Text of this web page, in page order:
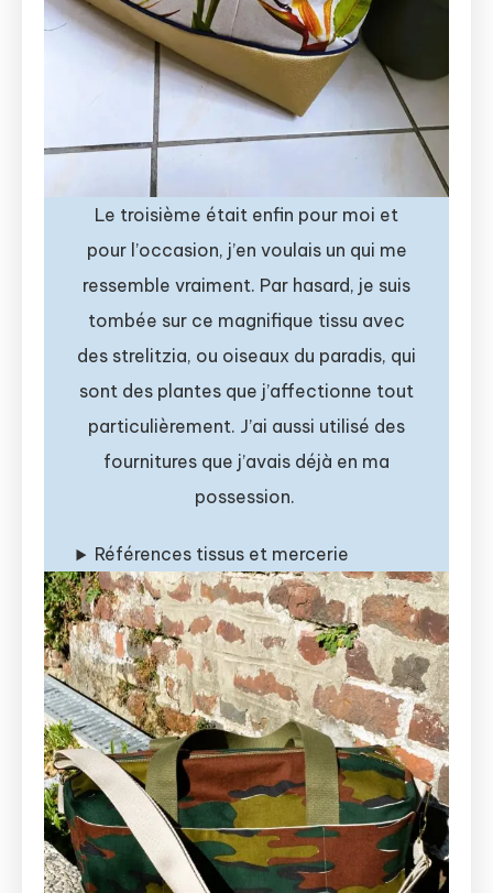
Le troisième était enfin pour moi et
pour l’occasion, j’en voulais un qui me
ressemble vraiment. Par hasard, je suis
tombée sur ce magnifique tissu avec
des strelitzia, ou oiseaux du paradis, qui
sont des plantes que j’affectionne tout
particulièrement. J’ai aussi utilisé des
fournitures que j’avais déjà en ma
possession.
Références tissus et mercerie